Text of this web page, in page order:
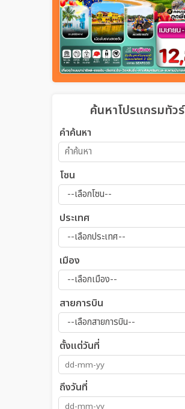
ค้นหาโปรแกรมทัวร์
คำค้นหา
โซน
ประเทศ
เมือง
สายการบิน
ตั้งแต่วันที่
ถึงวันที่